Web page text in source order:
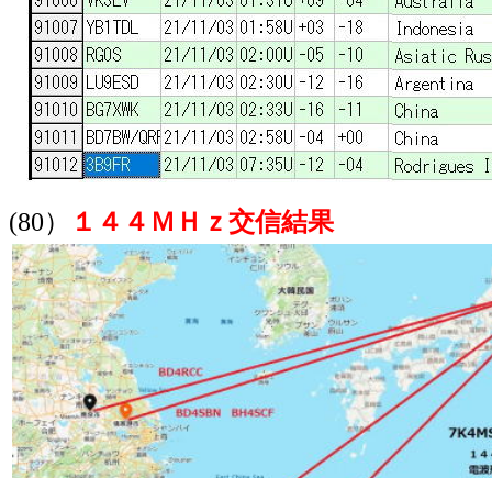
(80） １４４ＭＨｚ交信結果